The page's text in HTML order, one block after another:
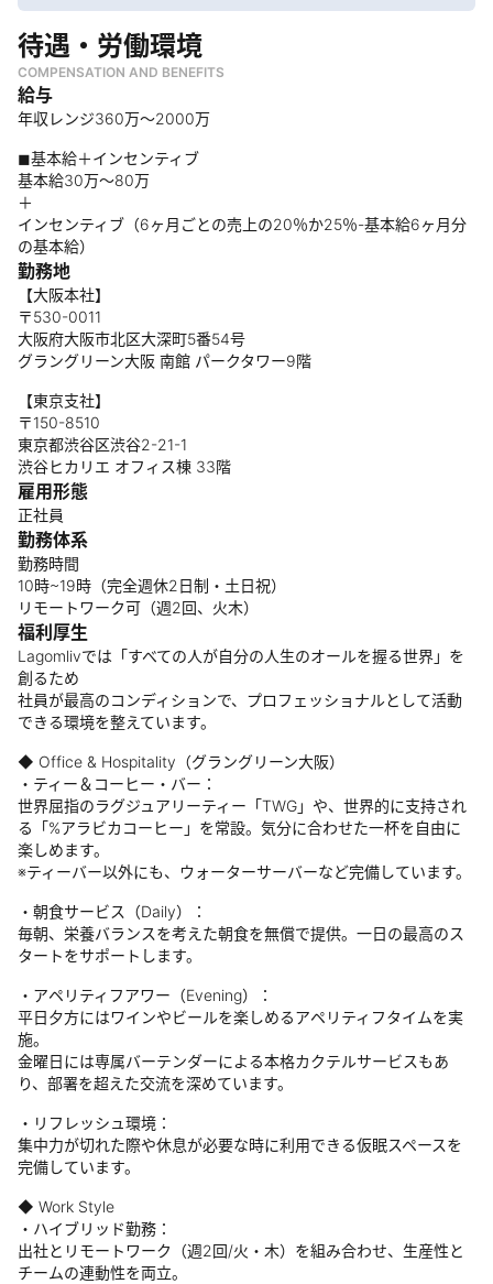
待遇・労働環境
COMPENSATION AND BENEFITS
給与
年収レンジ360万〜2000万
◼︎基本給＋インセンティブ
基本給30万〜80万
＋
インセンティブ（6ヶ月ごとの売上の20％か25％-基本給6ヶ月分
の基本給）
勤務地
【大阪本社】
〒530-0011
大阪府大阪市北区大深町5番54号
グラングリーン大阪 南館 パークタワー9階
【東京支社】
〒150-8510
東京都渋谷区渋谷2-21-1
渋谷ヒカリエ オフィス棟 33階
雇用形態
正社員
勤務体系
勤務時間
10時~19時（完全週休2日制・土日祝）
リモートワーク可（週2回、火木）
福利厚生
Lagomlivでは「すべての人が自分の人生のオールを握る世界」を
創るため
社員が最高のコンディションで、プロフェッショナルとして活動
できる環境を整えています。
◆ Office & Hospitality（グラングリーン大阪）
・ティー＆コーヒー・バー：
世界屈指のラグジュアリーティー「TWG」や、世界的に支持され
る「%アラビカコーヒー」を常設。気分に合わせた一杯を自由に
楽しめます。
※ティーバー以外にも、ウォーターサーバーなど完備しています。
・朝食サービス（Daily）：
毎朝、栄養バランスを考えた朝食を無償で提供。一日の最高のス
タートをサポートします。
・アペリティフアワー（Evening）：
平日夕方にはワインやビールを楽しめるアペリティフタイムを実
施。
金曜日には専属バーテンダーによる本格カクテルサービスもあ
り、部署を超えた交流を深めています。
・リフレッシュ環境：
集中力が切れた際や休息が必要な時に利用できる仮眠スペースを
完備しています。
◆ Work Style
・ハイブリッド勤務：
出社とリモートワーク（週2回/火・木）を組み合わせ、生産性と
チームの連動性を両立。